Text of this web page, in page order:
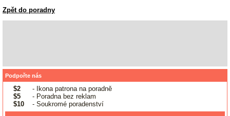
Zpět do poradny
Podpořte nás
$2
- Ikona patrona na poradně
$5
- Poradna bez reklam
$10
- Soukromé poradenství